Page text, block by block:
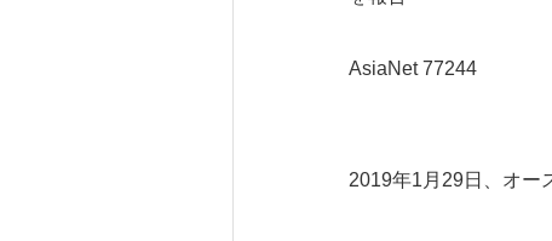
AsiaNet 77244
2019年1月29日、オー